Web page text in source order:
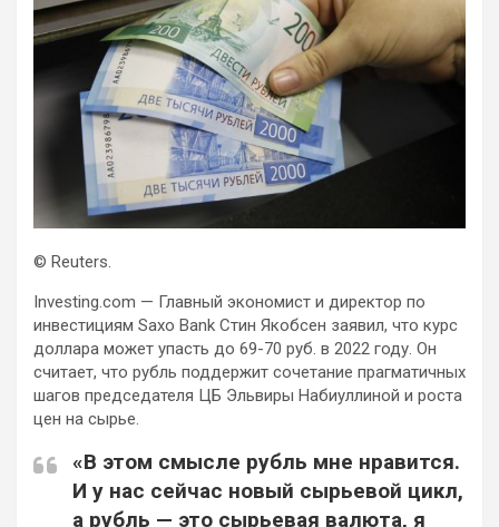
© Reuters.
Investing.com — Главный экономист и директор по
инвестициям Saxo Bank Стин Якобсен заявил, что курс
доллара может упасть до 69-70 руб. в 2022 году. Он
считает, что рубль поддержит сочетание прагматичных
шагов председателя ЦБ Эльвиры Набиуллиной и роста
цен на сырье.
«В этом смысле рубль мне нравится.
И у нас сейчас новый сырьевой цикл,
а рубль — это сырьевая валюта, я